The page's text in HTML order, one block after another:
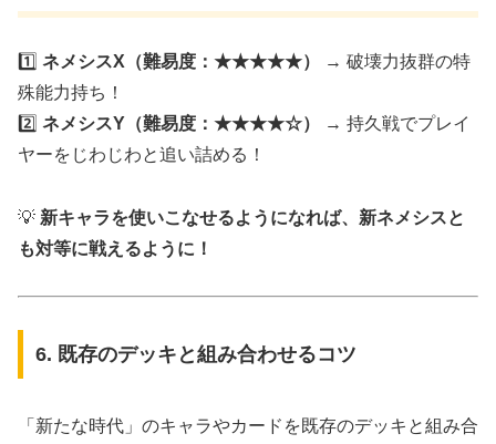
1️⃣ ネメシスX（難易度：★★★★★）
→ 破壊力抜群の特
殊能力持ち！
2️⃣ ネメシスY（難易度：★★★★☆）
→ 持久戦でプレイ
ヤーをじわじわと追い詰める！
💡 新キャラを使いこなせるようになれば、新ネメシスと
も対等に戦えるように！
6. 既存のデッキと組み合わせるコツ
「新たな時代」のキャラやカードを既存のデッキと組み合